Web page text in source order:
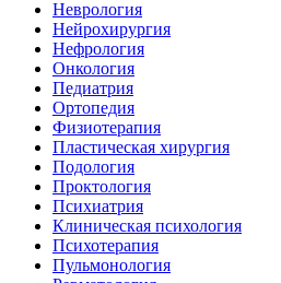
Неврология
Нейрохирургия
Нефрология
Онкология
Педиатрия
Ортопедия
Физиотерапия
Пластическая хирургия
Подология
Проктология
Психиатрия
Клиническая психология
Психотерапия
Пульмонология